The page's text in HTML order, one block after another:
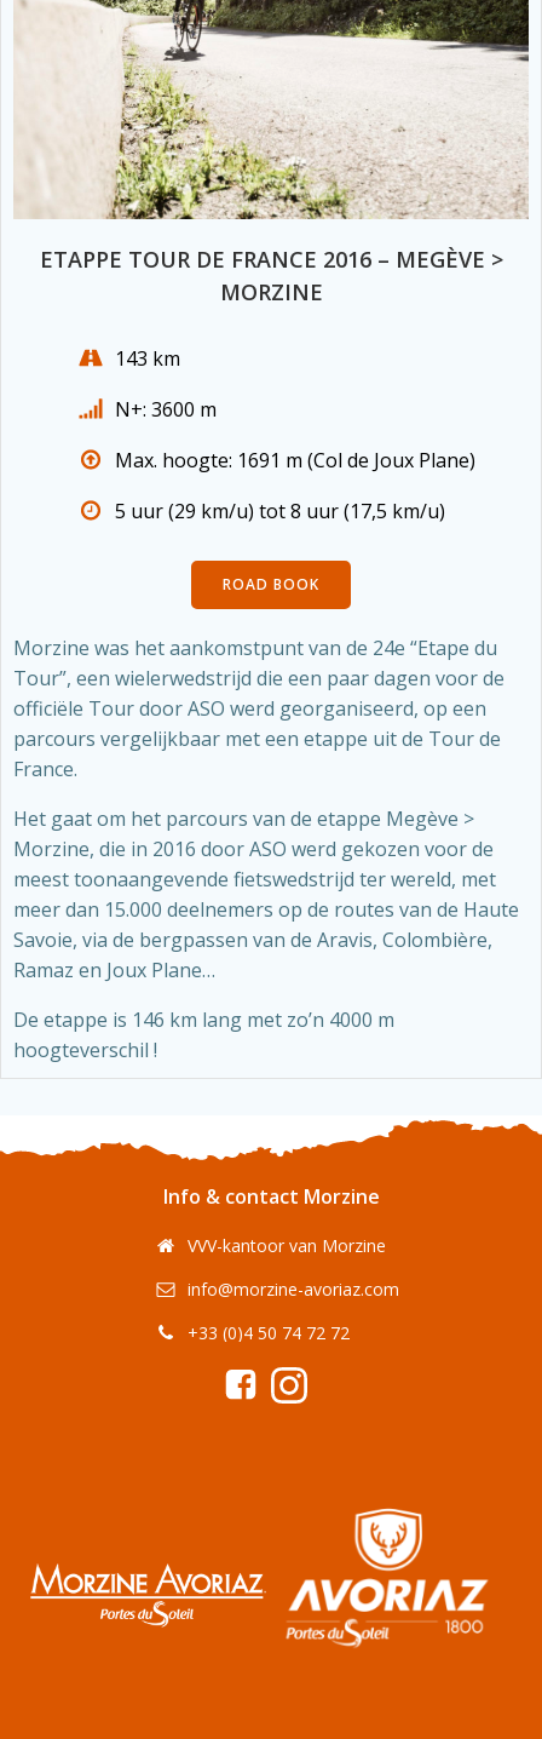
ETAPPE TOUR DE FRANCE 2016 – MEGÈVE >
MORZINE
143 km
N+: 3600 m
Max. hoogte: 1691 m (Col de Joux Plane)
5 uur (29 km/u) tot 8 uur (17,5 km/u)
ROAD BOOK
Morzine was het aankomstpunt van de 24e “Etape du
Tour”, een wielerwedstrijd die een paar dagen voor de
officiële Tour door ASO werd georganiseerd, op een
parcours vergelijkbaar met een etappe uit de Tour de
France.
Het gaat om het parcours van de etappe Megève >
Morzine, die in 2016 door ASO werd gekozen voor de
meest toonaangevende fietswedstrijd ter wereld, met
meer dan 15.000 deelnemers op de routes van de Haute
Savoie, via de bergpassen van de Aravis, Colombière,
Ramaz en Joux Plane…
De etappe is 146 km lang met zo’n 4000 m
hoogteverschil !
Info & contact Morzine
VVV-kantoor van Morzine
info@morzine-avoriaz.com
+33 (0)4 50 74 72 72